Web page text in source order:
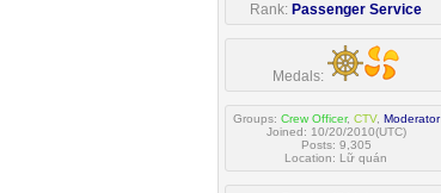
Rank: Passenger Service
Medals:
Groups: Crew Officer, CTV, Moderator
Joined: 10/20/2010(UTC)
Posts: 9,305
Location: Lữ quán